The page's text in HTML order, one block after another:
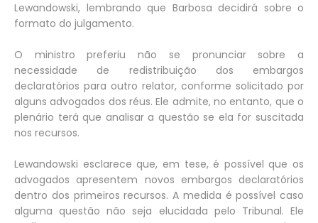
Lewandowski, lembrando que Barbosa decidirá sobre o
formato do julgamento.
O ministro preferiu não se pronunciar sobre a
necessidade de redistribuição dos embargos
declaratórios para outro relator, conforme solicitado por
alguns advogados dos réus. Ele admite, no entanto, que o
plenário terá que analisar a questão se ela for suscitada
nos recursos.
Lewandowski esclarece que, em tese, é possível que os
advogados apresentem novos embargos declaratórios
dentro dos primeiros recursos. A medida é possível caso
alguma questão não seja elucidada pelo Tribunal. Ele